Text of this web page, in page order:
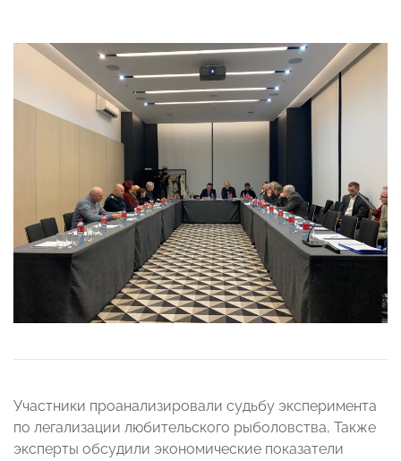
Участники проанализировали судьбу эксперимента
по легализации любительского рыболовства, Также
эксперты обсудили экономические показатели